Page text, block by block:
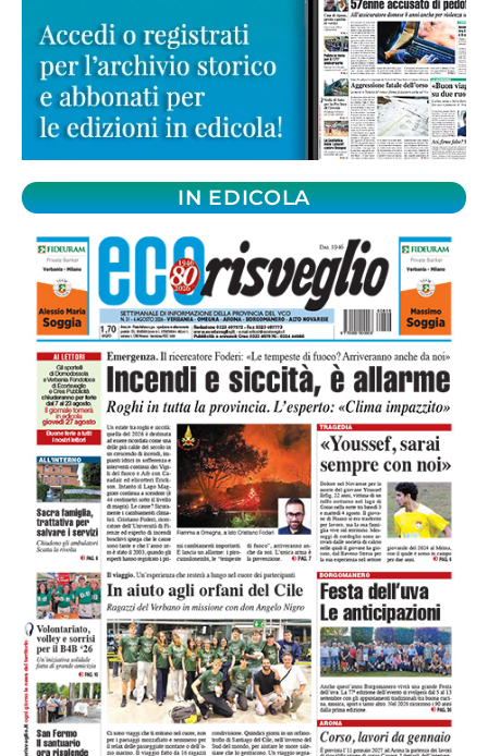
IN EDICOLA